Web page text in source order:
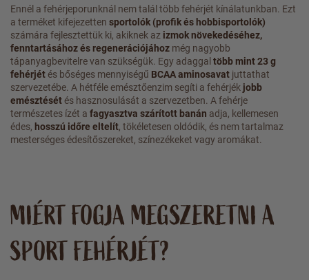
Ennél a fehérjeporunknál nem talál több fehérjét kínálatunkban. Ezt
a terméket kifejezetten sportolók (profik és hobbisportolók)
számára fejlesztettük ki, akiknek az izmok növekedéséhez,
fenntartásához és regenerációjához még nagyobb
tápanyagbevitelre van szükségük. Egy adaggal több mint 23 g
fehérjétés bőséges mennyiségű BCAA aminosavat juttathat
szervezetébe. A hétféle emésztőenzim segíti a fehérjék jobb
emésztésétés hasznosulását a szervezetben. A fehérje
természetes ízét a fagyasztva szárított banán adja, kellemesen
édes, hosszú időre eltelít, tökéletesen oldódik, és nem tartalmaz
mesterséges édesítőszereket, színezékeket vagy aromákat.
MIÉRT FOGJA MEGSZERETNI A
SPORT FEHÉRJÉT?